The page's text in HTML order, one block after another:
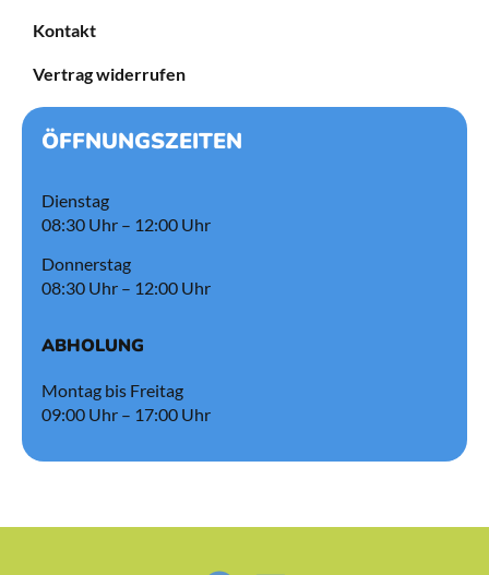
Kontakt
Vertrag widerrufen
ÖFFNUNGSZEITEN
Dienstag
08:30 Uhr – 12:00 Uhr
Donnerstag
08:30 Uhr – 12:00 Uhr
ABHOLUNG
Montag bis Freitag
09:00 Uhr – 17:00 Uhr